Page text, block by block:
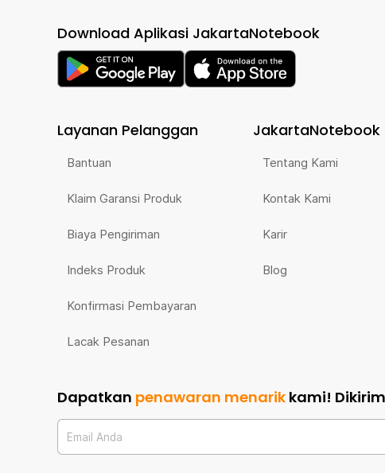
Download Aplikasi JakartaNotebook
Layanan Pelanggan
Bantuan
Klaim Garansi Produk
Biaya Pengiriman
Indeks Produk
Konfirmasi Pembayaran
Lacak Pesanan
JakartaNotebook
Tentang Kami
Kontak Kami
Karir
Blog
Dapatkan penawaran menarik kami!
Email Anda